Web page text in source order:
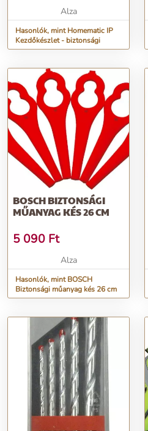
Alza
Hasonlók, mint Homematic IP
Kezdőkészlet - biztonsági
BOSCH BIZTONSÁGI
MŰANYAG KÉS 26 CM
5 090 Ft
Alza
Hasonlók, mint BOSCH
Biztonsági műanyag kés 26 cm